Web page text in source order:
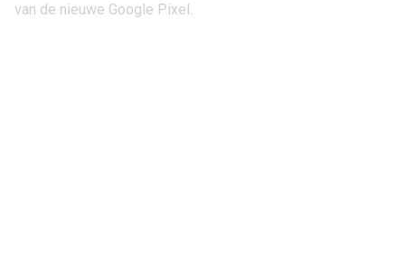
van de nieuwe Google Pixel.